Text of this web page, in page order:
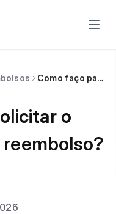
Como faço para solicitar o cancelamento ou reembolso? (Antigo)
o